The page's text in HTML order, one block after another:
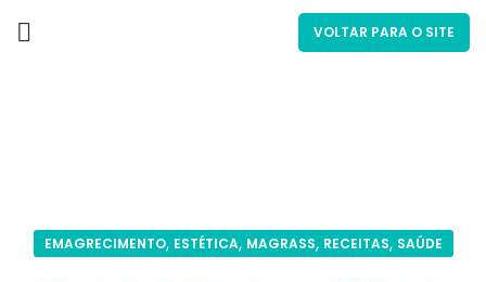
VOLTAR PARA O SITE
EMAGRECIMENTO, ESTÉTICA, MAGRASS, RECEITAS, SAÚDE